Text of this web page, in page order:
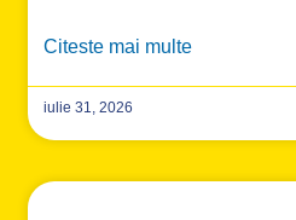
Citeste mai multe
iulie 31, 2026